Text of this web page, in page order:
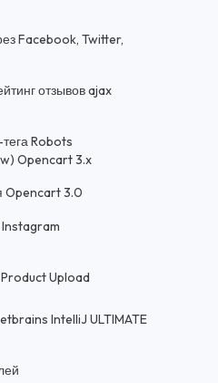
Facebook, Twitter,
отзывов ajax
Robots
Opencart 3.x
Opencart 3.0
Instagram
Upload
IntelliJ ULTIMATE